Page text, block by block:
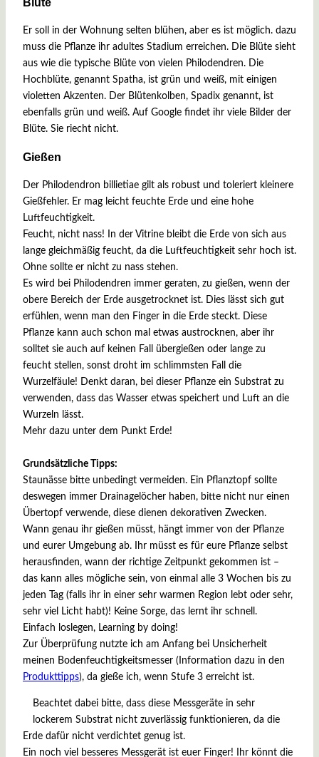
Blüte
Er soll in der Wohnung selten blühen, aber es ist möglich. dazu
muss die Pflanze ihr adultes Stadium erreichen. Die Blüte sieht
aus wie die typische Blüte von vielen Philodendren. Die
Hochblüte, genannt Spatha, ist grün und weiß, mit einigen
violetten Akzenten. Der Blütenkolben, Spadix genannt, ist
ebenfalls grün und weiß. Auf Google findet ihr viele Bilder der
Blüte. Sie riecht nicht.
Gießen
Der Philodendron billietiae gilt als robust und toleriert kleinere
Gießfehler. Er mag leicht feuchte Erde und eine hohe
Luftfeuchtigkeit.
Feucht, nicht nass! In der Vitrine bleibt die Erde von sich aus
lange gleichmäßig feucht, da die Luftfeuchtigkeit sehr hoch ist.
Ohne sollte er nicht zu nass stehen.
Es wird bei Philodendren immer geraten, zu gießen, wenn der
obere Bereich der Erde ausgetrocknet ist. Dies lässt sich gut
erfühlen, wenn man den Finger in die Erde steckt. Diese
Pflanze kann auch schon mal etwas austrocknen, aber ihr
solltet sie auch auf keinen Fall übergießen oder lange zu
feucht stellen, sonst droht im schlimmsten Fall die
Wurzelfäule! Denkt daran, bei dieser Pflanze ein Substrat zu
verwenden, dass das Wasser etwas speichert und Luft an die
Wurzeln lässt.
Mehr dazu unter dem Punkt Erde!
Grundsätzliche Tipps:
Staunässe bitte unbedingt vermeiden. Ein Pflanztopf sollte
deswegen immer Drainagelöcher haben, bitte nicht nur einen
Übertopf verwende, diese dienen dekorativen Zwecken.
Wann genau ihr gießen müsst, hängt immer von der Pflanze
und eurer Umgebung ab. Ihr müsst es für eure Pflanze selbst
herausfinden, wann der richtige Zeitpunkt gekommen ist –
das kann alles mögliche sein, von einmal alle 3 Wochen bis zu
jeden Tag (falls ihr in einer sehr warmen Region lebt oder sehr,
sehr viel Licht habt)! Keine Sorge, das lernt ihr schnell.
Einfach loslegen, Learning by doing!
Zur Überprüfung nutzte ich am Anfang bei Unsicherheit
meinen Bodenfeuchtigkeitsmesser (Information dazu in den
Produkttipps), da gieße ich, wenn Stufe 3 erreicht ist.
Beachtet dabei bitte, dass diese Messgeräte in sehr
lockerem Substrat nicht zuverlässig funktionieren, da die
Erde dafür nicht verdichtet genug ist.
Ein noch viel besseres Messgerät ist euer Finger! Ihr könnt die